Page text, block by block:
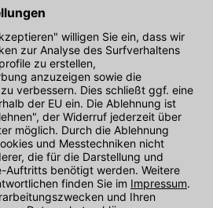
bis freitags von 08:00 - 17:00
07071 / 151-151für Sie erreichbar.
Kontaktformular nutzen.